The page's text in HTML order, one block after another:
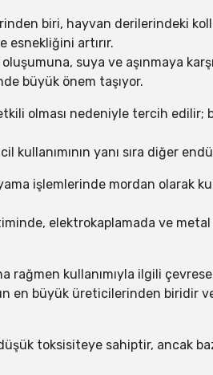
biri, hayvan derilerindeki
esnekliğini artırır.
suya ve aşınmaya
büyük önem taşıyor.
olması nedeniyle tercih edilir;
yanı sıra diğer
işlemlerinde mordan olarak
elektrokaplamada ve
rağmen kullanımıyla ilgili
en büyük üreticilerinden biridir
toksisiteye sahiptir, ancak